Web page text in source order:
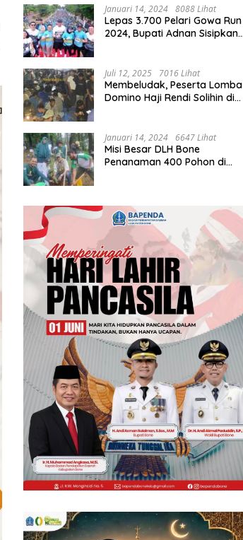
Januari 14, 2024 8088 Lihat
Lepas 3.700 Pelari Gowa Run
2024, Bupati Adnan Sisipkan
Juli 12, 2025 7016 Lihat
Membeludak, Peserta Lomba
Domino Haji Rendi Solihin di
Januari 14, 2024 6647 Lihat
Misi Besar DLH Bone
Penanaman 400 Pohon di